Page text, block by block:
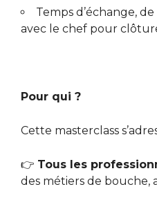
Temps d’échange,
avec le chef pour
Pour qui ?
Cette masterclass
👉 Tous les
des métiers de bouche,